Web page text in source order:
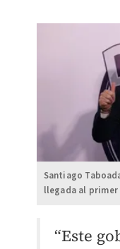
Santiago
llegada al primer
“Este